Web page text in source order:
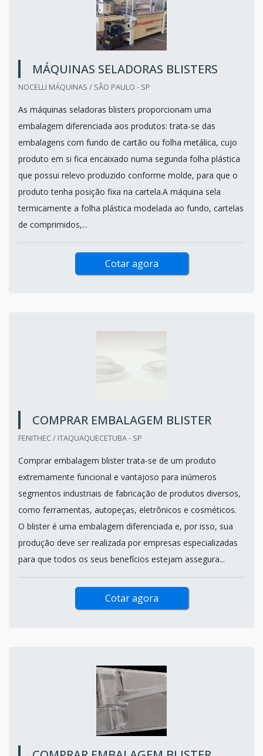
MÁQUINAS SELADORAS BLISTERS
NOCELLI MÁQUINAS / SÃO PAULO - SP
As máquinas seladoras blisters proporcionam uma
embalagem diferenciada aos produtos: trata-se das
embalagens com fundo de cartão ou folha metálica, cujo
produto em si fica encaixado numa segunda folha plástica
que possui relevo produzido conforme molde, para que o
produto tenha posição fixa na cartela.A máquina sela
termicamente a folha plástica modelada ao fundo, cartelas
de comprimidos,...
Cotar agora
COMPRAR EMBALAGEM BLISTER
FENITHEC / ITAQUAQUECETUBA - SP
Comprar embalagem blister trata-se de um produto
extremamente funcional e vantajoso para inúmeros
segmentos industriais de fabricação de produtos diversos,
como ferramentas, autopeças, eletrônicos e cosméticos.
O blister é uma embalagem diferenciada e, por isso, sua
produção deve ser realizada por empresas especializadas
para que todos os seus benefícios estejam assegura...
Cotar agora